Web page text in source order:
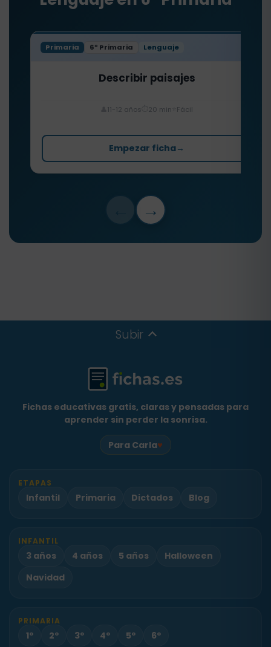
Primaria 6º Primaria Lenguaje
Describir paisajes
11-12 años 20 min Fácil
Empezar ficha→
→
Subir
Fichas educativas gratis, claras y pensadas para
aprender sin perder la sonrisa.
Para Carla♥
ETAPAS
Infantil Primaria Dictados Blog
INFANTIL
3 años 4 años 5 años
Halloween
Navidad
PRIMARIA
1º 2º 3º 4º 5º 6º